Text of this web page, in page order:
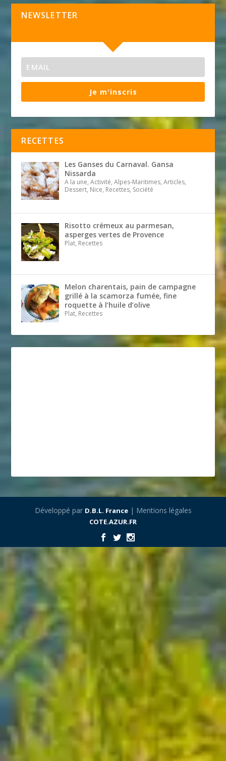
NEWSLETTER
Je m'inscris
RECETTES
Les Ganses du Carnaval. Gansa
Nissarda
A la une, Activité, Alpes-Maritimes, Articles,
Dessert, Nice, Recettes, Société
Risotto crémeux au parmesan,
asperges vertes de Provence
Plat, Recettes
Melon charentais, pain de campagne
grillé à la scamorza fumée, fine
roquette à l’huile d’olive
Plat, Recettes
Développé par D.B.L. France| Mentions légales
COTE.AZUR.FR